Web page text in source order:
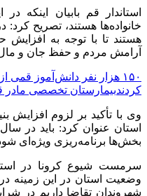
استاندار قم بابیان اینکه
خانواده‌ها هستند، تصریح کرد:
هستند تا با توجه به افزایش
آرامش مردم و حفظ جان و
۱۵۰ هزار نفر دانش‌آموز قمی
کردندبیمارستان تخصصی مادر
وی با تأکید بر لزوم افزایش
استان عنوان کرد: باید در
بخش‌ها برنامه‌ریزی ویژه‌ای
سرمست شیوع کرونا در
وضعیت استان در این زمینه
شهروندان تقاضا داریم در